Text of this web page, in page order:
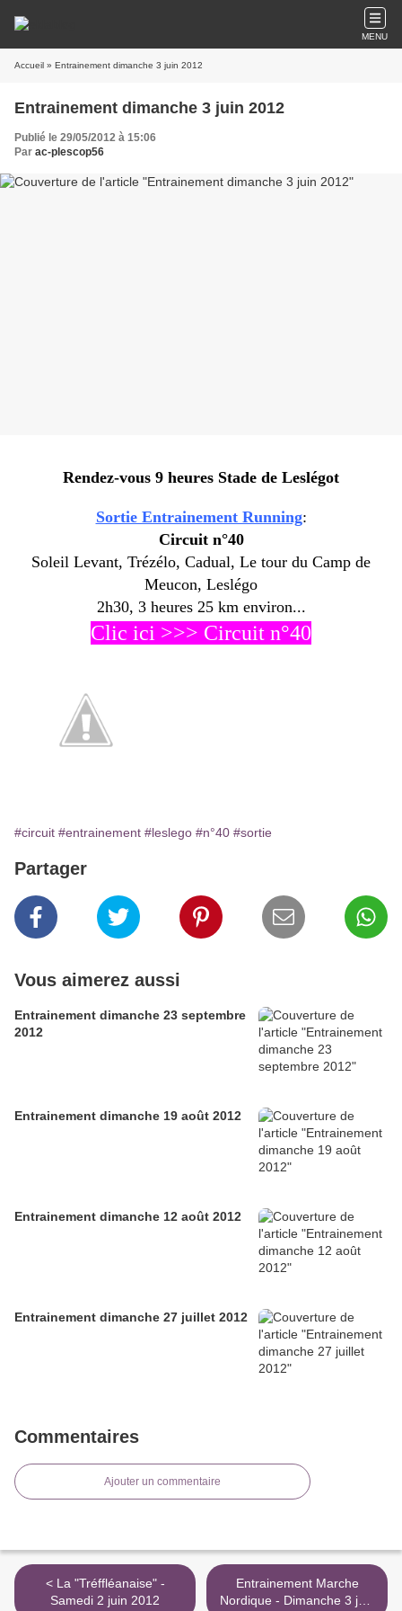
MENU
Accueil » Entrainement dimanche 3 juin 2012
Entrainement dimanche 3 juin 2012
Publié le 29/05/2012 à 15:06
Par ac-plescop56
Rendez-vous 9 heures Stade de Leslégot
Sortie Entrainement Running:
Circuit n°40
Soleil Levant, Trézélo, Cadual, Le tour du Camp de
Meucon, Leslégo
2h30, 3 heures 25 km environ...
Clic ici >>> Circuit n°40
#circuit #entrainement #leslego #n°40 #sortie
Partager
Vous aimerez aussi
Entrainement dimanche 23 septembre
2012
Entrainement dimanche 19 août 2012
Entrainement dimanche 12 août 2012
Entrainement dimanche 27 juillet 2012
Commentaires
Ajouter un commentaire
< La "Tréffléanaise" -
Samedi 2 juin 2012
Entrainement Marche
Nordique - Dimanche 3 juin